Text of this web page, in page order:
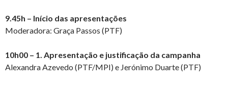
9.45h – Início das apresentações
Moderadora: Graça Passos (PTF)
10h00 – 1. Apresentação e justificação da campanha
Alexandra Azevedo (PTF/MPI) e Jerónimo Duarte (PTF)